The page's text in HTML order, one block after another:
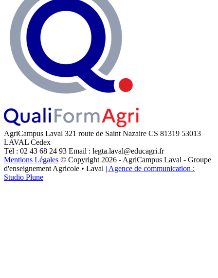
AgriCampus Laval 321 route de Saint Nazaire CS 81319 53013
LAVAL Cedex
Tél : 02 43 68 24 93 Email : legta.laval@educagri.fr
Mentions Légales © Copyright 2026 - AgriCampus Laval - Groupe
d'enseignement Agricole • Laval | Agence de communication :
Studio Plune